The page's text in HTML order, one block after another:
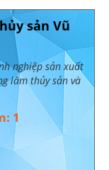
sản Vũ
nghiệp sản xuất
lâm thủy sản và
1